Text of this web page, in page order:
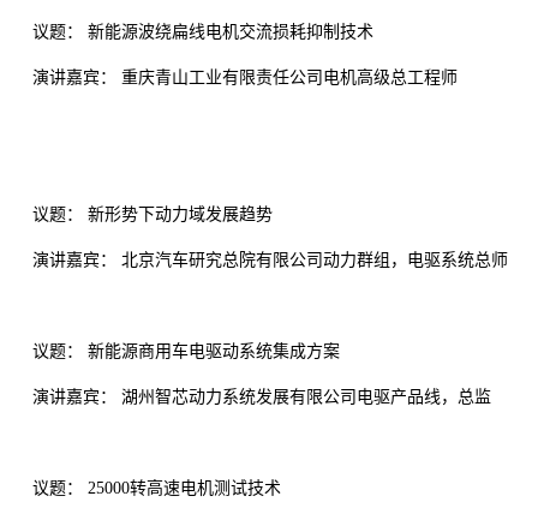
议题： 新能源波绕扁线电机交流损耗抑制技术
演讲嘉宾： 重庆青山工业有限责任公司电机高级总工程师
议题： 新形势下动力域发展趋势
演讲嘉宾： 北京汽车研究总院有限公司动力群组，电驱系统总师
议题： 新能源商用车电驱动系统集成方案
演讲嘉宾： 湖州智芯动力系统发展有限公司电驱产品线，总监
议题： 25000转高速电机测试技术